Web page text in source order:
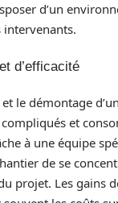
d’un
d’efficacité
le démontage
compliqués et
à une équipe
de se
projet. Les gains